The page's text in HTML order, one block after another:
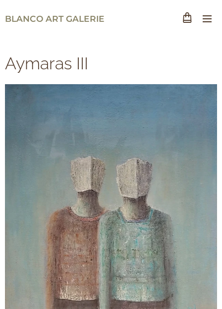
BLANCO ART GALERIE
Aymaras III